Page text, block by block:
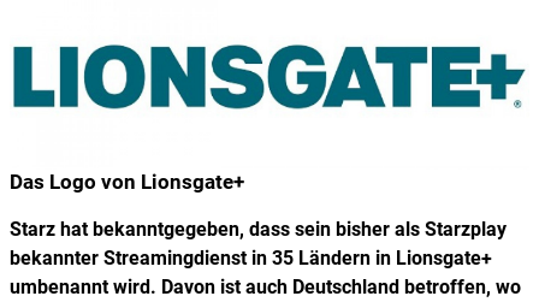
Das Logo von Lionsgate+
Starz hat bekanntgegeben, dass sein bisher als Starzplay
bekannter Streamingdienst in 35 Ländern in Lionsgate+
umbenannt wird. Davon ist auch Deutschland betroffen, wo